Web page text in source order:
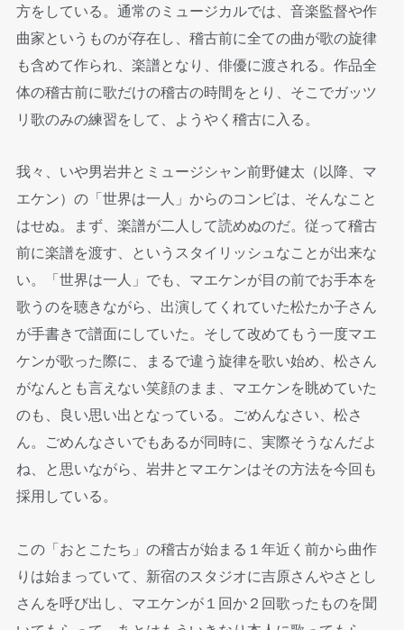
方をしている。通常のミュージカルでは、音楽監督や作
曲家というものが存在し、稽古前に全ての曲が歌の旋律
も含めて作られ、楽譜となり、俳優に渡される。作品全
体の稽古前に歌だけの稽古の時間をとり、そこでガッツ
リ歌のみの練習をして、ようやく稽古に入る。
我々、いや男岩井とミュージシャン前野健太（以降、マ
エケン）の「世界は一人」からのコンビは、そんなこと
はせぬ。まず、楽譜が二人して読めぬのだ。従って稽古
前に楽譜を渡す、というスタイリッシュなことが出来な
い。「世界は一人」でも、マエケンが目の前でお手本を
歌うのを聴きながら、出演してくれていた松たか子さん
が手書きで譜面にしていた。そして改めてもう一度マエ
ケンが歌った際に、まるで違う旋律を歌い始め、松さん
がなんとも言えない笑顔のまま、マエケンを眺めていた
のも、良い思い出となっている。ごめんなさい、松さ
ん。ごめんなさいでもあるが同時に、実際そうなんだよ
ね、と思いながら、岩井とマエケンはその方法を今回も
採用している。
この「おとこたち」の稽古が始まる１年近く前から曲作
りは始まっていて、新宿のスタジオに吉原さんやさとし
さんを呼び出し、マエケンが１回か２回歌ったものを聞